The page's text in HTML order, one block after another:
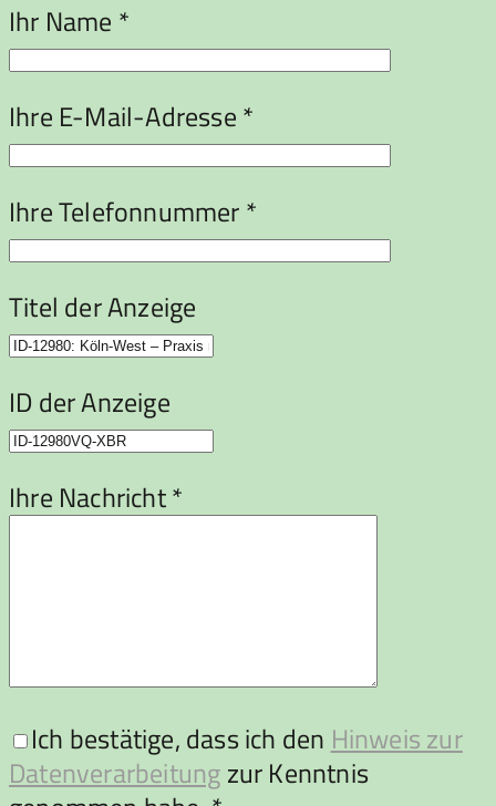
Ihr Name *
Ihre E-Mail-Adresse *
Ihre Telefonnummer *
Titel der Anzeige
ID der Anzeige
Ihre Nachricht *
Ich bestätige, dass ich den Hinweis zur
Datenverarbeitungzur Kenntnis